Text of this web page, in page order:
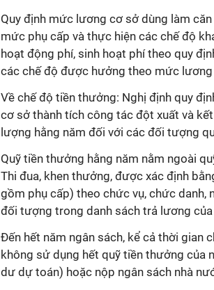
Quy định mức lương cơ sở dùng làm
mức phụ cấp và thực hiện các chế độ
hoạt động phí, sinh hoạt phí theo quy
các chế độ được hưởng theo mức
Về chế độ tiền thưởng: Nghị định quy
cơ sở thành tích công tác đột xuất và
lượng hằng năm đối với các đối tượng
Quỹ tiền thưởng hằng năm nằm ngoài
Thi đua, khen thưởng, được xác định
gồm phụ cấp) theo chức vụ, chức danh,
đối tượng trong danh sách trả lương của
Đến hết năm ngân sách, kể cả thời gian
không sử dụng hết quỹ tiền thưởng của
dư dự toán) hoặc nộp ngân sách nhà